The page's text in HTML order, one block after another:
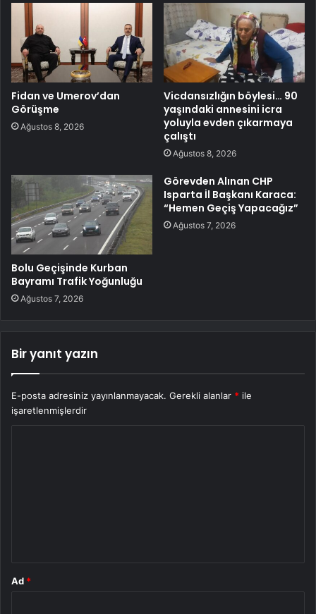
Fidan ve Umerov’dan
Görüşme
Ağustos 8, 2026
Vicdansızlığın böylesi… 90
yaşındaki annesini icra
yoluyla evden çıkarmaya
çalıştı
Ağustos 8, 2026
Bolu Geçişinde Kurban
Bayramı Trafik Yoğunluğu
Ağustos 7, 2026
Görevden Alınan CHP
Isparta İl Başkanı Karaca:
“Hemen Geçiş Yapacağız”
Ağustos 7, 2026
Bir yanıt yazın
E-posta adresiniz yayınlanmayacak. Gerekli alanlar * ile
işaretlenmişlerdir
Ad *